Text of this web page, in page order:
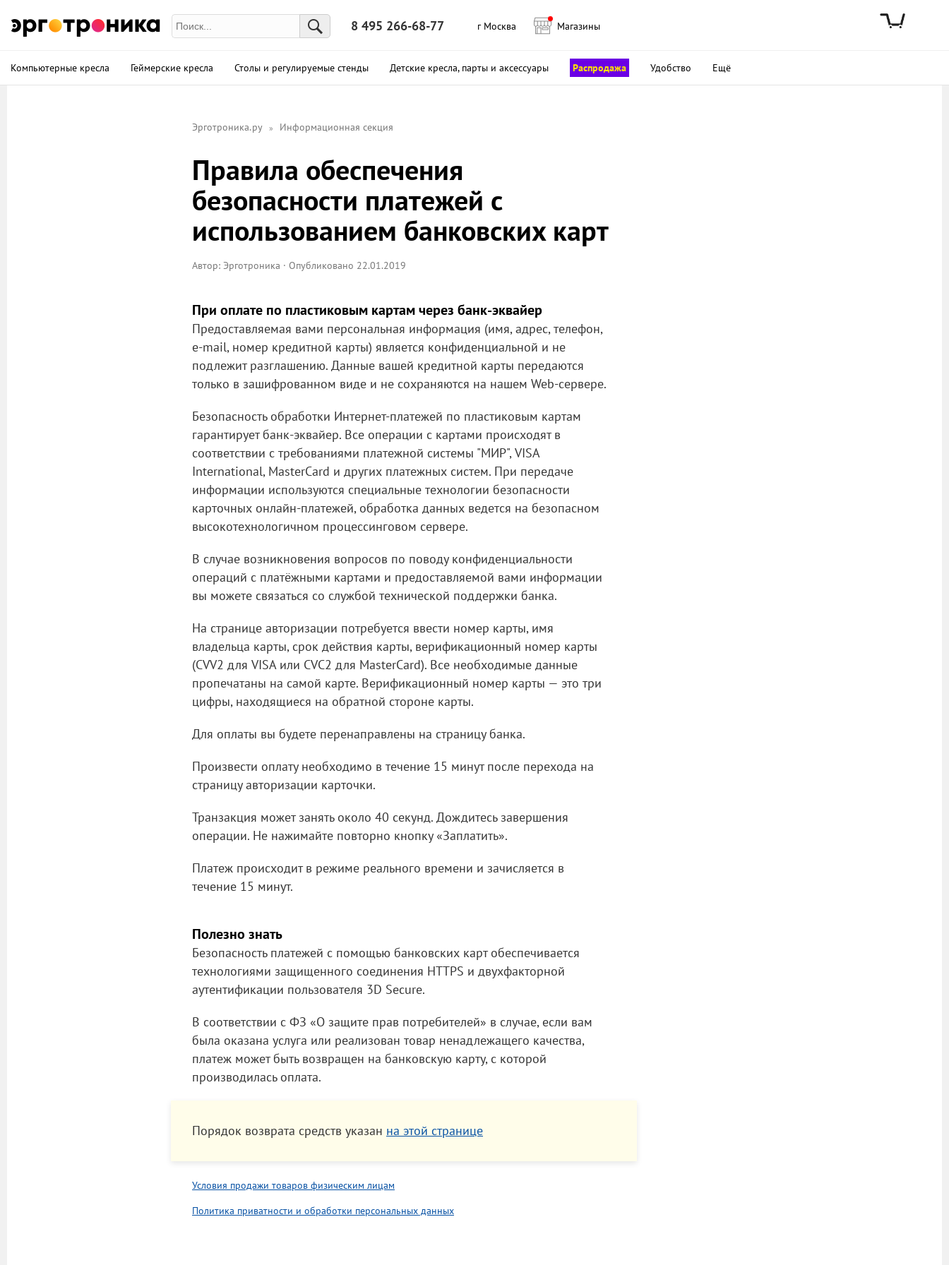
8 495 266-68-77 г Москва Магазины
Компьютерные кресла Геймерские кресла Столы и регулируемые стенды Детские кресла, парты и аксессуары Распродажа Удобство Ещё
Эрготроника.ру Информационная секция
Правила обеспечения
безопасности платежей с
использованием банковских карт
Автор: Эрготроника · Опубликовано 22.01.2019
При оплате по пластиковым картам через банк-эквайер
Предоставляемая вами персональная информация (имя, адрес, телефон,
e-mail, номер кредитной карты) является конфиденциальной и не
подлежит разглашению. Данные вашей кредитной карты передаются
только в зашифрованном виде и не сохраняются на нашем Web-сервере.
Безопасность обработки Интернет-платежей по пластиковым картам
гарантирует банк-эквайер. Все операции с картами происходят в
соответствии с требованиями платежной системы "МИР", VISA
International, MasterCard и других платежных систем. При передаче
информации используются специальные технологии безопасности
карточных онлайн-платежей, обработка данных ведется на безопасном
высокотехнологичном процессинговом сервере.
В случае возникновения вопросов по поводу конфиденциальности
операций с платёжными картами и предоставляемой вами информации
вы можете связаться со службой технической поддержки банка.
На странице авторизации потребуется ввести номер карты, имя
владельца карты, срок действия карты, верификационный номер карты
(CVV2 для VISA или CVC2 для MasterCard). Все необходимые данные
пропечатаны на самой карте. Верификационный номер карты — это три
цифры, находящиеся на обратной стороне карты.
Для оплаты вы будете перенаправлены на страницу банка.
Произвести оплату необходимо в течение 15 минут после перехода на
страницу авторизации карточки.
Транзакция может занять около 40 секунд. Дождитесь завершения
операции. Не нажимайте повторно кнопку «Заплатить».
Платеж происходит в режиме реального времени и зачисляется в
течение 15 минут.
Полезно знать
Безопасность платежей с помощью банковских карт обеспечивается
технологиями защищенного соединения HTTPS и двухфакторной
аутентификации пользователя 3D Secure.
В соответствии с ФЗ «О защите прав потребителей» в случае, если вам
была оказана услуга или реализован товар ненадлежащего качества,
платеж может быть возвращен на банковскую карту, с которой
производилась оплата.
Порядок возврата средств указан на этой странице
Условия продажи товаров физическим лицам
Политика приватности и обработки персональных данных